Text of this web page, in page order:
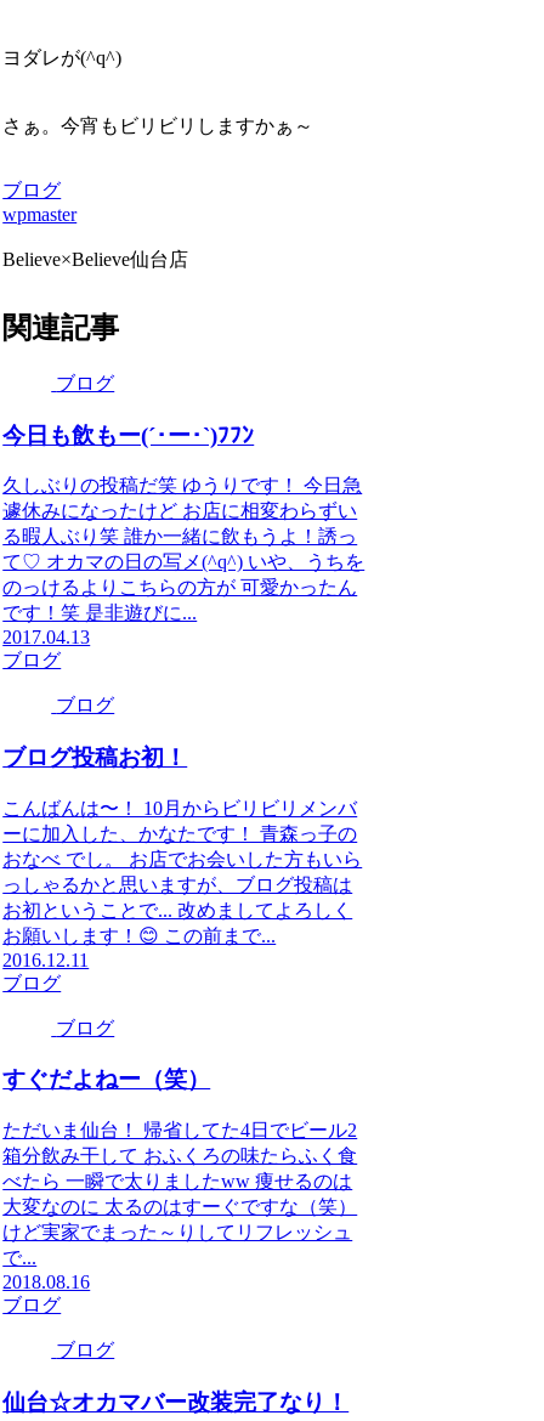
ヨダレが(^q^)
さぁ。今宵もビリビリしますかぁ～
ブログ
wpmaster
Believe×Believe仙台店
関連記事
ブログ
今日も飲もー(´･ー･`)ﾌﾌﾝ
久しぶりの投稿だ笑 ゆうりです！ 今日急
遽休みになったけど お店に相変わらずい
る暇人ぶり笑 誰か一緒に飲もうよ！誘っ
て♡ オカマの日の写メ(^q^) いや、うちを
のっけるよりこちらの方が 可愛かったん
です！笑 是非遊びに...
2017.04.13
ブログ
ブログ
ブログ投稿お初！
こんばんは〜！ 10月からビリビリメンバ
ーに加入した、かなたです！ 青森っ子の
おなべ でし。 お店でお会いした方もいら
っしゃるかと思いますが、ブログ投稿は
お初ということで... 改めましてよろしく
お願いします！😊 この前まで...
2016.12.11
ブログ
ブログ
すぐだよねー（笑）
ただいま仙台！ 帰省してた4日でビール2
箱分飲み干して おふくろの味たらふく食
べたら 一瞬で太りましたww 痩せるのは
大変なのに 太るのはすーぐですな（笑）
けど実家でまった～りしてリフレッシュ
で...
2018.08.16
ブログ
ブログ
仙台☆オカマバー改装完了なり！